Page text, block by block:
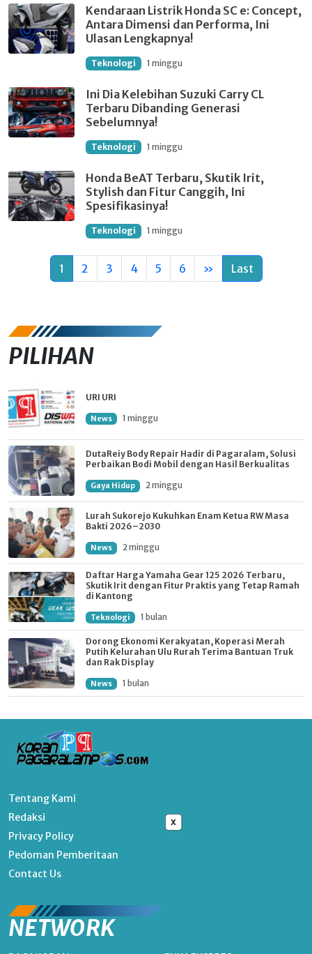
Kendaraan Listrik Honda SC e: Concept,
Antara Dimensi dan Performa, Ini
Ulasan Lengkapnya!
Teknologi 1 minggu
Ini Dia Kelebihan Suzuki Carry CL
Terbaru Dibanding Generasi
Sebelumnya!
Teknologi 1 minggu
Honda BeAT Terbaru, Skutik Irit,
Stylish dan Fitur Canggih, Ini
Spesifikasinya!
Teknologi 1 minggu
1 2 3 4 5 6 » Last
PILIHAN
URI URI
News 1 minggu
DutaReiy Body Repair Hadir di Pagaralam, Solusi
Perbaikan Bodi Mobil dengan Hasil Berkualitas
Gaya Hidup 2 minggu
Lurah Sukorejo Kukuhkan Enam Ketua RW Masa
Bakti 2026–2030
News 2 minggu
Daftar Harga Yamaha Gear 125 2026 Terbaru,
Skutik Irit dengan Fitur Praktis yang Tetap Ramah
di Kantong
Teknologi 1 bulan
Dorong Ekonomi Kerakyatan, Koperasi Merah
Putih Kelurahan Ulu Rurah Terima Bantuan Truk
dan Rak Display
News 1 bulan
x
Tentang Kami
Redaksi
Privacy Policy
Pedoman Pemberitaan
Contact Us
NETWORK